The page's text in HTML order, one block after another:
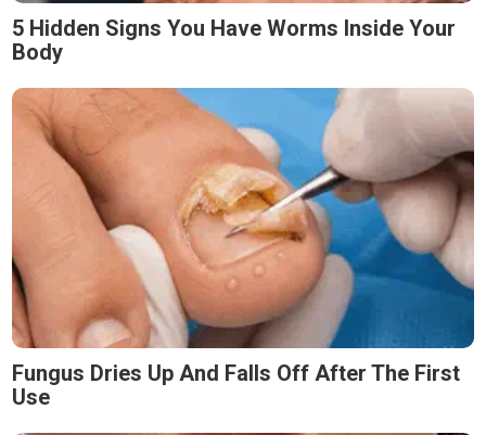
5 Hidden Signs You Have Worms Inside Your
Body
Fungus Dries Up And Falls Off After The First
Use